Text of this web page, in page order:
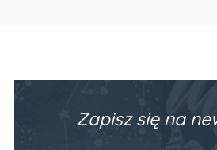
Zapisz się na